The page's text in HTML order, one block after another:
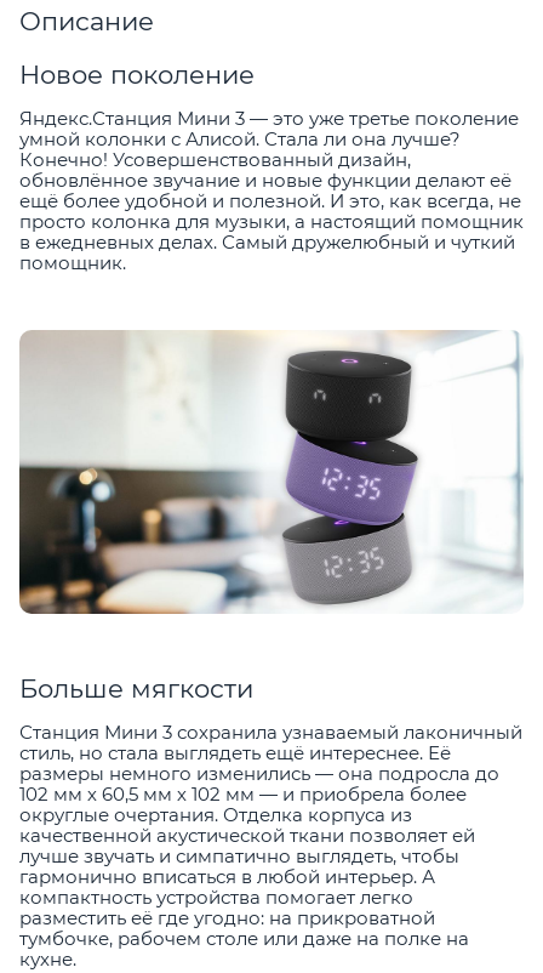
Описание
Новое поколение
Яндекс.Станция Мини 3 — это уже третье поколение
умной колонки с Алисой. Стала ли она лучше?
Конечно! Усовершенствованный дизайн,
обновлённое звучание и новые функции делают её
ещё более удобной и полезной. И это, как всегда, не
просто колонка для музыки, а настоящий помощник
в ежедневных делах. Самый дружелюбный и чуткий
помощник.
Больше мягкости
Станция Мини 3 сохранила узнаваемый лаконичный
стиль, но стала выглядеть ещё интереснее. Её
размеры немного изменились — она подросла до
102 мм х 60,5 мм х 102 мм — и приобрела более
округлые очертания. Отделка корпуса из
качественной акустической ткани позволяет ей
лучше звучать и симпатично выглядеть, чтобы
гармонично вписаться в любой интерьер. А
компактность устройства помогает легко
разместить её где угодно: на прикроватной
тумбочке, рабочем столе или даже на полке на
кухне.